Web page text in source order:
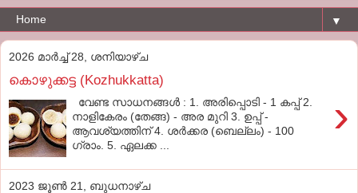
▼
2026 മാർച്ച് 28, ശനിയാഴ്‌ച
കൊഴുക്കട്ട (Kozhukkatta)
›
വേണ്ട സാധനങ്ങള്‍ : 1. അരിപ്പൊടി - 1 കപ്പ് 2.
നാളികേരം (തേങ്ങ) - അര മുറി 3. ഉപ്പ് -
ആവശ്യത്തിന് 4. ശര്‍ക്കര (ബെല്ലം) - 100
ഗ്രാം. 5. ഏലക്ക ...
2023 ജൂൺ 21, ബുധനാഴ്‌ച